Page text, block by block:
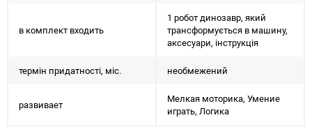
в комплект входить
1 робот динозавр, який
трансформується в машину,
аксесуари, інструкція
термін придатності, міс. необмежений
развивает
Мелкая моторика, Умение
играть, Логика